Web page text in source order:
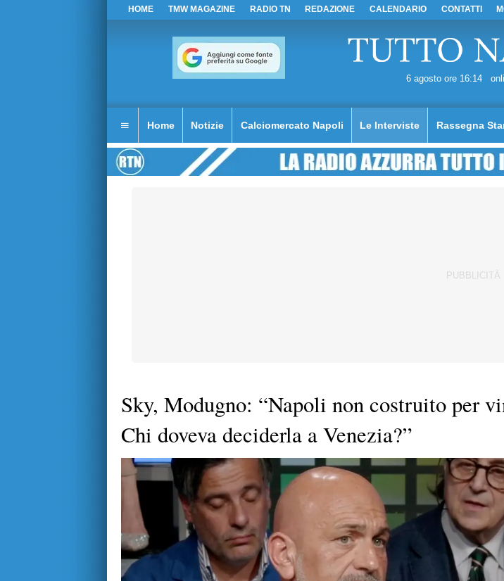
HOME TMW MAGAZINE RADIO TN REDAZIONE CALENDARIO CONTATTI
6 agosto ore 16:14
Home Notizie Calciomercato Napoli Le Interviste Rassegna
Sky, Modugno: “Napoli non costruito per
Chi doveva deciderla a Venezia?”